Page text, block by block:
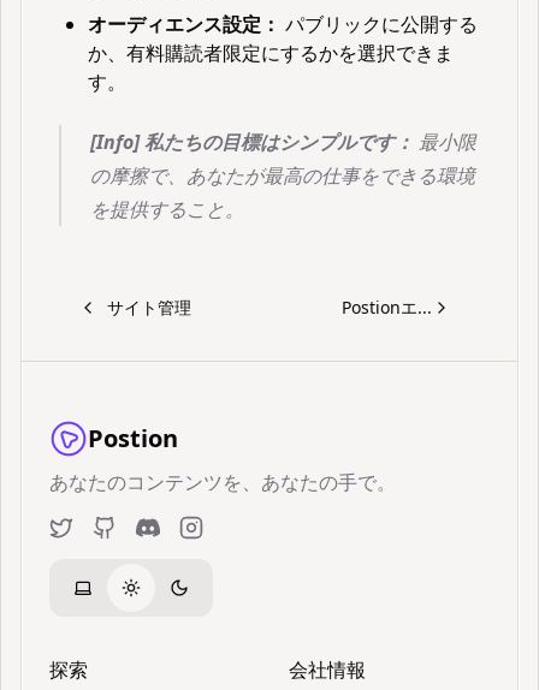
オーディエンス設定： パブリックに公開する
か、有料購読者限定にするかを選択できま
す。
[Info] 私たちの目標はシンプルです： 最小限
の摩擦で、あなたが最高の仕事をできる環境
を提供すること。
サイト管理 Postionエ...
Postion
あなたのコンテンツを、あなたの手で。
TwitterGitHubDiscordInstagram
探索 会社情報